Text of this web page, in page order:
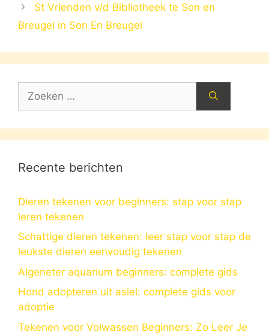
St Vrienden v/d Bibliotheek te Son en
Breugel in Son En Breugel
naar:
Recente berichten
Dieren tekenen voor beginners: stap voor stap
leren tekenen
Schattige dieren tekenen: leer stap voor stap de
leukste dieren eenvoudig tekenen
Algeneter aquarium beginners: complete gids
Hond adopteren uit asiel: complete gids voor
adoptie
Tekenen voor Volwassen Beginners: Zo Leer Je